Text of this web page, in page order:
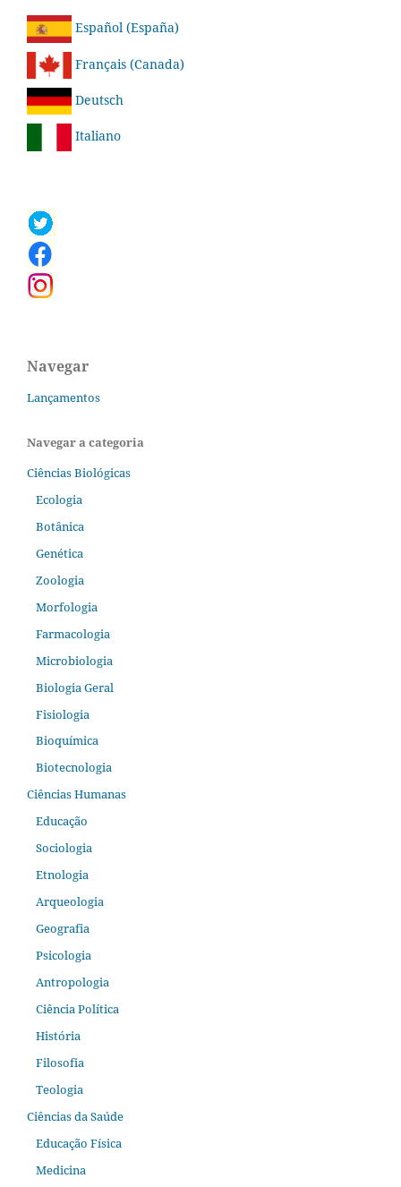
Español (España)
Français (Canada)
Deutsch
Italiano
Navegar
Lançamentos
Navegar a categoria
Ciências Biológicas
Ecologia
Botânica
Genética
Zoologia
Morfologia
Farmacologia
Microbiologia
Biologia Geral
Fisiologia
Bioquímica
Biotecnologia
Ciências Humanas
Educação
Sociologia
Etnologia
Arqueologia
Geografia
Psicologia
Antropologia
Ciência Política
História
Filosofia
Teologia
Ciências da Saúde
Educação Física
Medicina